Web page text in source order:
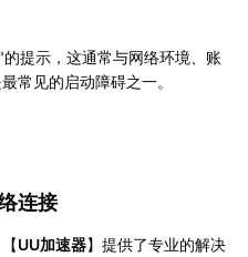
提示，这通常与网络环境、账
常见的启动障碍之一。
连接
UU加速器】提供了专业的解决